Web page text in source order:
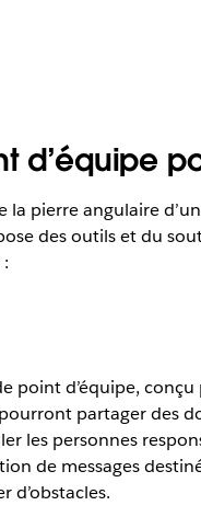
d’équipe
pierre angulaire
des outils et du
d’équipe,
partager des
les personnes
de messages
d’obstacles.